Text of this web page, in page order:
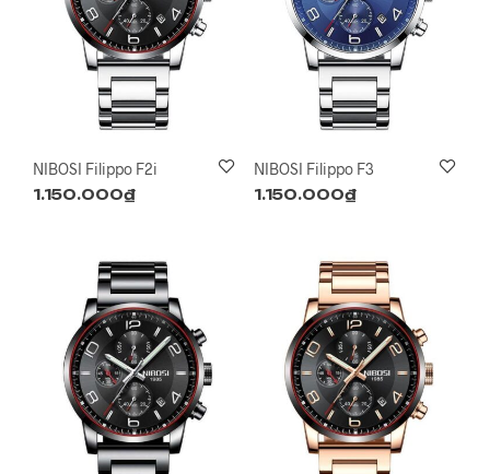
NIBOSI Filippo F2i
1.150.000₫
NIBOSI Filippo F3
1.150.000₫